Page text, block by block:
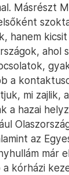
Másrészt
hanem
ahol
a
mi zajlik,
a hazai
az
már
kórházi